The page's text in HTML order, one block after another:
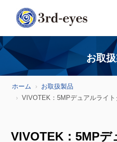
お取
ホーム
お取扱製品
VIVOTEK：5MPデュアルライ
VIVOTEK：5MP